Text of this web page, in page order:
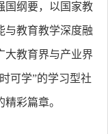
国纲要，以国家教
与教育教学深度融
大教育界与产业界
可学”的学习型社
彩篇章。